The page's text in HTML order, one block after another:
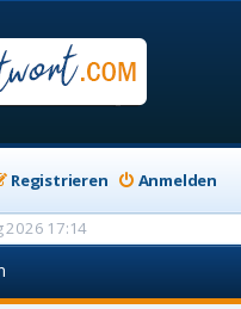
Anmelden
Registrieren
2026 17:14